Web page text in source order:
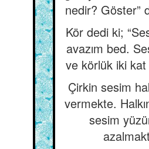
nedir? Göster”
Kör dedi ki;
avazım bed.
ve körlük iki
Çirkin sesim
vermekte.
sesim